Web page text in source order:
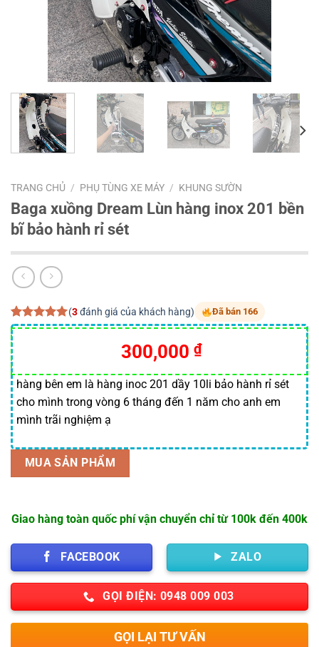
TRANG CHỦ / PHỤ TÙNG XE MÁY / KHUNG SƯỜN
Baga xuồng Dream Lùn hàng inox 201 bền
bĩ bảo hành rỉ sét
5.00trên 5
dựa trên
3
đánh giá
(3đánh giá của khách hàng) Đã bán 166
300,000 ₫
hàng bên em là hàng inoc 201 dầy 10li bảo hành rỉ sét
cho mình trong vòng 6 tháng đến 1 năm cho anh em
mình trãi nghiệm ạ
MUA SẢN PHẨM
Giao hàng toàn quốc phí vận chuyển chỉ từ 100k đến 400k
FACEBOOK ZALO
GỌI ĐIỆN: 0948 009 003
GỌI LẠI TƯ VẤN